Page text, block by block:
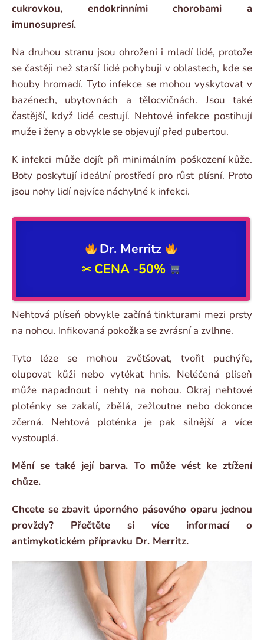
cukrovkou, endokrinními chorobami a
imunosupresí.
Na druhou stranu jsou ohroženi i mladí lidé, protože
se častěji než starší lidé pohybují v oblastech, kde se
houby hromadí. Tyto infekce se mohou vyskytovat v
bazénech, ubytovnách a tělocvičnách. Jsou také
častější, když lidé cestují. Nehtové infekce postihují
muže i ženy a obvykle se objevují před pubertou.
K infekci může dojít při minimálním poškození kůže.
Boty poskytují ideální prostředí pro růst plísní. Proto
jsou nohy lidí nejvíce náchylné k infekci.
Dr. Merritz
✂ CENA -50%
Nehtová plíseň obvykle začíná tinkturami mezi prsty
na nohou. Infikovaná pokožka se zvrásní a zvlhne.
Tyto léze se mohou zvětšovat, tvořit puchýře,
olupovat kůži nebo vytékat hnis. Neléčená plíseň
může napadnout i nehty na nohou. Okraj nehtové
ploténky se zakalí, zbělá, zežloutne nebo dokonce
zčerná. Nehtová ploténka je pak silnější a více
vystouplá.
Mění se také její barva. To může vést ke ztížení
chůze.
Chcete se zbavit úporného pásového oparu jednou
provždy? Přečtěte si více informací o
antimykotickém přípravku Dr. Merritz.